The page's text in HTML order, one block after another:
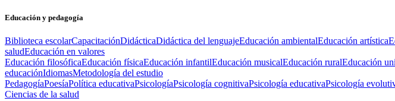
Educación y pedagogía
Biblioteca escolarCapacitaciónDidácticaDidáctica del lenguajeEducación ambientalEducación artística
saludEducación en valores
Educación filosóficaEducación físicaEducación infantilEducación musicalEducación ruralEducación
educaciónIdiomasMetodología del estudio
PedagogíaPoesíaPolítica educativaPsicologíaPsicología cognitivaPsicología educativaPsicología
Ciencias de la salud